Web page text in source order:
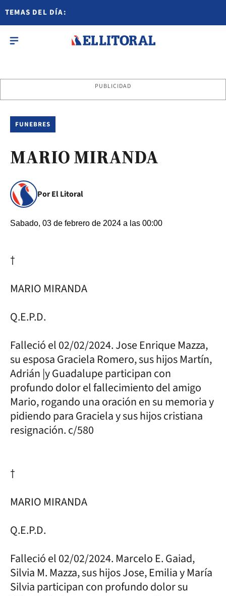
TEMAS DEL DÍA:
PUBLICIDAD
FUNEBRES
MARIO MIRANDA
Por El Litoral
Sabado, 03 de febrero de 2024 a las 00:00
†
MARIO MIRANDA
Q.E.P.D.
Falleció el 02/02/2024. Jose Enrique Mazza,
su esposa Graciela Romero, sus hijos Martín,
Adrián |y Guadalupe participan con
profundo dolor el fallecimiento del amigo
Mario, rogando una oración en su memoria y
pidiendo para Graciela y sus hijos cristiana
resignación. c/580
†
MARIO MIRANDA
Q.E.P.D.
Falleció el 02/02/2024. Marcelo E. Gaiad,
Silvia M. Mazza, sus hijos Jose, Emilia y María
Silvia participan con profundo dolor su